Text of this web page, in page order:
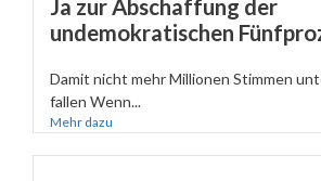
Ja zur Abschaffung der
undemokratischen
Damit nicht mehr Millionen Stimmen
fallen Wenn...
Mehr dazu